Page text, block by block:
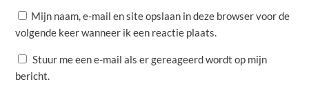
Mijn naam, e-mail en site opslaan in deze browser voor de
volgende keer wanneer ik een reactie plaats.
Stuur me een e-mail als er gereageerd wordt op mijn
bericht.